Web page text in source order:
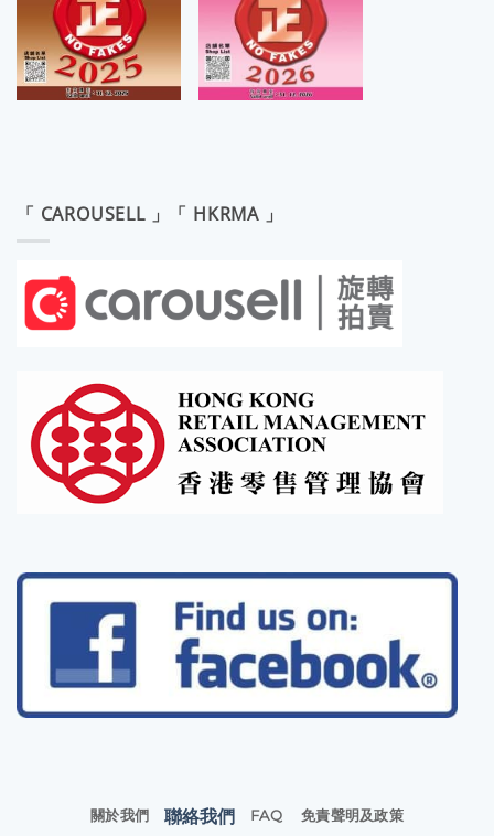
「 CAROUSELL 」「 HKRMA 」
關於我們 聯絡我們 FAQ 免責聲明及政策